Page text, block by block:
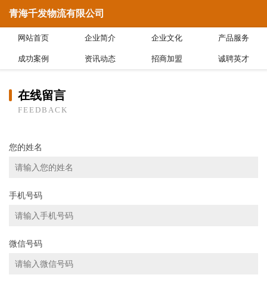
青海千发物流有限公司
网站首页 企业简介 企业文化 产品服务
成功案例 资讯动态 招商加盟 诚聘英才
在线留言
FEEDBACK
您的姓名
手机号码
微信号码